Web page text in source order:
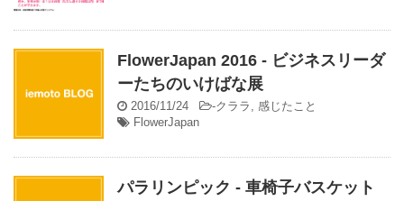
FlowerJapan 2016 - ビジネスリーダ
ーたちのいけばな展
2016/11/24 -クララ , 感じたこと
FlowerJapan
パラリンピック - 車椅子バスケット